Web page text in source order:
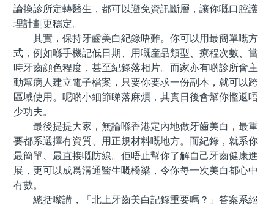
論換診所定轉醫生，都可以避免資訊斷層，讓你嘅口腔護
理計劃更穩定。
其實，保持牙齒美白紀錄唔難。你可以用最簡單嘅方
式，例如喺手機記低日期、用嘅産品類型、療程次數、當
時牙齒顔色程度，甚至紀錄落相片。而家亦有啲診所會主
動幫病人建立電子檔案，只要你要求一份副本，就可以跨
區域使用。呢啲小細節睇落麻煩，其實日後會幫你慳返唔
少功夫。
最後提提大家，無論喺香港定內地做牙齒美白，最重
要都系選擇有資質、用正規材料嘅地方。而紀錄，就系你
最簡單、最直接嘅防線。佢唔止幫你了解自己牙齒健康進
展，更可以成爲溝通醫生嘅橋梁，令你每一次美白都心中
有數。
總括嚟講，「北上牙齒美白記錄重要嗎？」答案系絕